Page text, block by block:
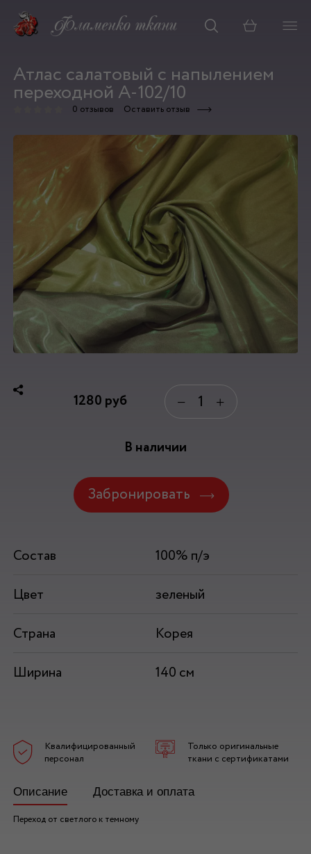
Корзина
Атлас салатовый с напылением
переходной А-102/10
0 отзывов Оставить отзыв
1280 руб − +
В наличии
Забронировать
Состав
100% п/э
Цвет
зеленый
Страна
Корея
Ширина
140 см
Квалифицированный
персонал
Только оригинальные
ткани с сертификатами
Описание Доставка и оплата
Переход от светлого к темному